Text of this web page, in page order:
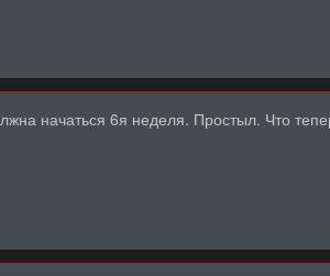
начаться 6я неделя. Простыл. Что